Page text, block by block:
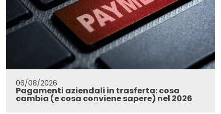
06/08/2026
Pagamenti aziendali in trasferta: cosa
cambia (e cosa conviene sapere) nel 2026